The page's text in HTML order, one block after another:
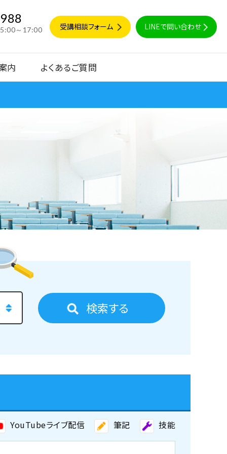
～17:00 受講相談フォーム LINEで問い合わせ
内 よくあるご質問
検索する
YouTubeライブ配信 筆記 技能